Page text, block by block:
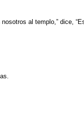
al templo,” dice,